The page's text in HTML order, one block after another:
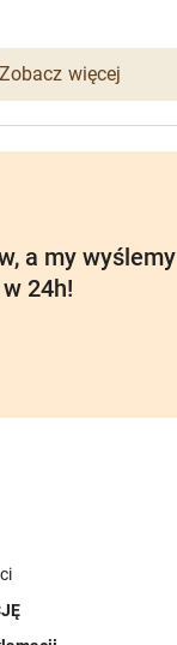
Zobacz więcej
a my wyślemy
24h!